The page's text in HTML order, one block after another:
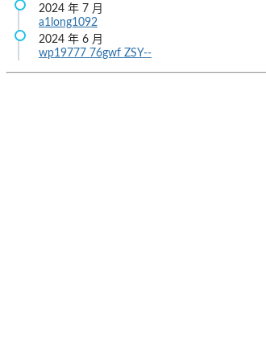
2024 年 7 月
a1long1092
2024 年 6 月
wp19777 76gwf ZSY--